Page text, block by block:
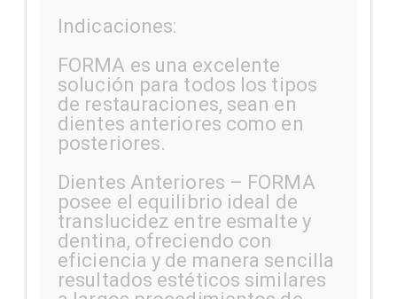
Indicaciones:
FORMA es una excelente
solución para todos los tipos
de restauraciones, sean en
dientes anteriores como en
posteriores.
Dientes Anteriores – FORMA
posee el equilibrio ideal de
translucidez entre esmalte y
dentina, ofreciendo con
eficiencia y de manera sencilla
resultados estéticos similares